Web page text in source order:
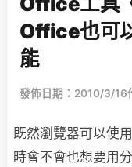
Office也可
能
發佈日期：2010/3/16
既然瀏覽器可以使
時會不會也想要用